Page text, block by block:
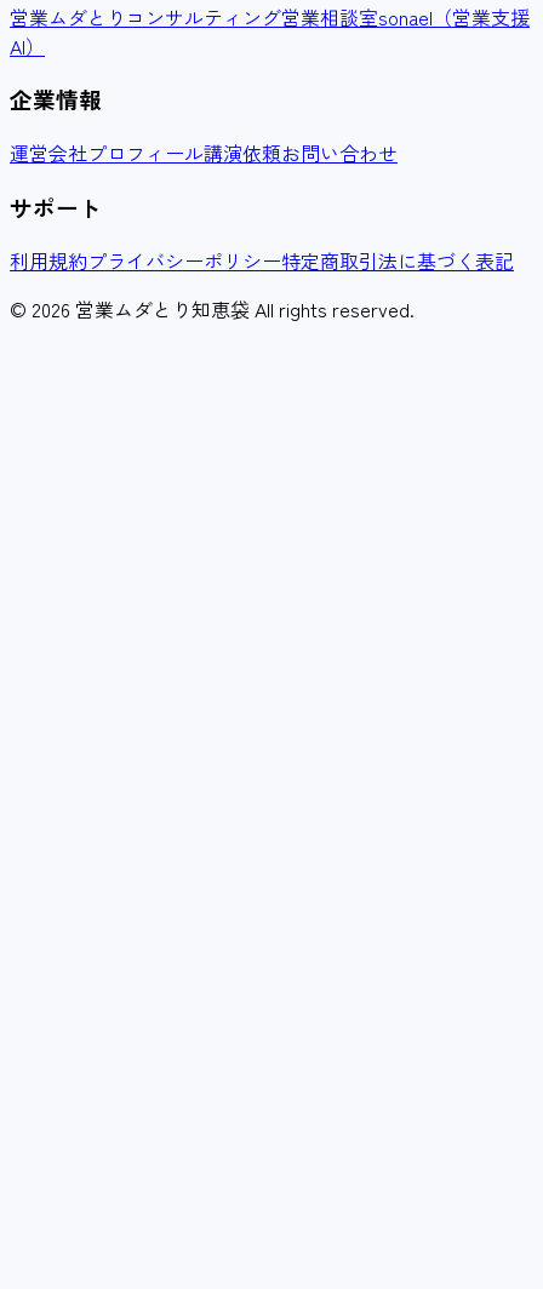
営業ムダとりコンサルティング営業相談室sonael（営業支援
AI）
企業情報
運営会社プロフィール講演依頼お問い合わせ
サポート
利用規約プライバシーポリシー特定商取引法に基づく表記
© 2026 営業ムダとり知恵袋 All rights reserved.